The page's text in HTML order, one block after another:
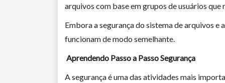
arquivos com base em grupos de usuários que
Embora a segurança do sistema de arquivos
funcionam de modo semelhante.
Aprendendo Passo a Passo Segurança
A segurança é uma das atividades mais